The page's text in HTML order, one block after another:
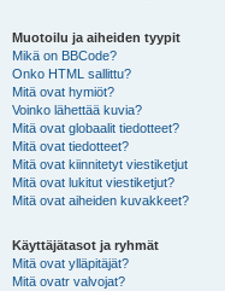
Muotoilu ja aiheiden tyypit
Mikä on BBCode?
Onko HTML sallittu?
Mitä ovat hymiöt?
Voinko lähettää kuvia?
Mitä ovat globaalit tiedotteet?
Mitä ovat tiedotteet?
Mitä ovat kiinnitetyt viestiketjut
Mitä ovat lukitut viestiketjut?
Mitä ovat aiheiden kuvakkeet?
Käyttäjätasot ja ryhmät
Mitä ovat ylläpitäjät?
Mitä ovatr valvojat?